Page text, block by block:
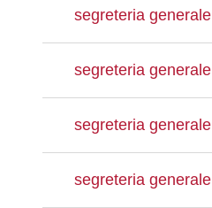
segreteria generale
segreteria generale
segreteria generale
segreteria generale